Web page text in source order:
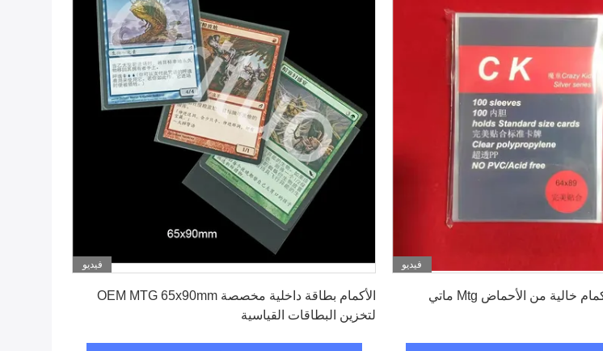
فيديو
ناروتو مزدوجة الأكمام خالية من الأحماض Mtg ماتي
فيديو
الأكمام بطاقة داخلية مخصصة OEM MTG 65x90mm
لتخزين البطاقات القياسية